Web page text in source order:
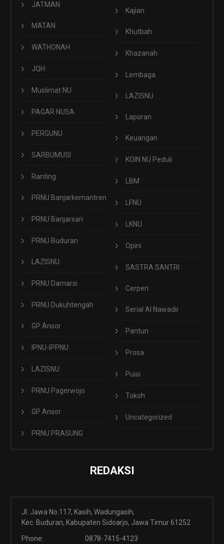
JATMAN
MATAN
WATHONAH
JQH
Muslimat NU
PAGAR NUSA
PERGUNU
SARBUMUSI
Ranting
PRNU Banjarkemantren
PRNU Banjarsari
PRNU Buduran
LAZISNU
PRNU Damarsi
PRNU Dukuhtengah
GP Ansor
IPNU-IPPNU
LAZISNU
PRNU Pagerwojo
GP Ansor
PRNU PRASUNG
Kajian
Khutbah
Khazanah
Lembaga
LAZISNU
Laporan
Keuangan
KOIN NU Peduli
LBM
LFNU
LKNU
Opini
SASTRA SANTRI
Cerpen
Serial Al Nawadir
Pantun
Prosa
Puisi
Tokoh
Uncategorized
REDAKSI
Jl. Jawa No.117, Kasih, Wadungasih,
Kec. Buduran, Kabupaten Sidoarjo, Jawa Timur 61252
Phone:
0878-7415-4123